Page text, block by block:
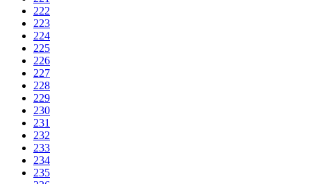
222
223
224
225
226
227
228
229
230
231
232
233
234
235